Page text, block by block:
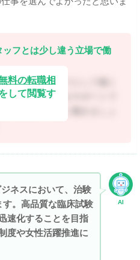
フとは少し違う立場で働
機関のスタッフとして働く
、患者さん達をサポートで
。ぜひ、一緒に働きましょ
料の転職相
して閲覧す
AI
ネスにおいて、治験
。高品質な臨床試験
速化することを目指
度や女性活躍推進に